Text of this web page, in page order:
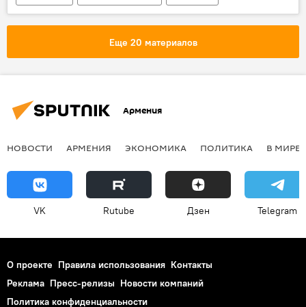
Сирия
обстрел ракетный удар
Еще 20 материалов
Армения
НОВОСТИ АРМЕНИЯ ЭКОНОМИКА ПОЛИТИКА В МИРЕ
VK Rutube Дзен Telegram
О проекте Правила использования Контакты
Реклама Пресс-релизы Новости компаний
Политика конфиденциальности